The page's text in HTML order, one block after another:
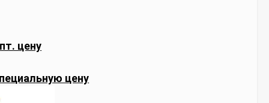
цену
цену